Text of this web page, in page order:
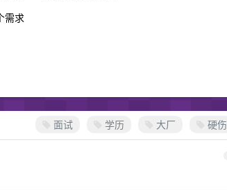
需求
面试 学历 大厂 硬伤